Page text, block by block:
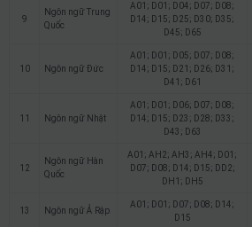
9
Ngôn ngữ Trung
Quốc
A01; D01; D04; D07; D08;
D14; D15; D25; D30; D35;
D45; D65
10 Ngôn ngữ Đức
A01; D01; D05; D07; D08;
D14; D15; D21; D26; D31;
D41; D61
11 Ngôn ngữ Nhật
A01; D01; D06; D07; D08;
D14; D15; D23; D28; D33;
D43; D63
12
Ngôn ngữ Hàn
Quốc
A01; AH2; AH3; AH4; D01;
D07; D08; D14; D15; DD2;
DH1; DH5
13 Ngôn ngữ Ả Rập
A01; D01; D07; D08; D14;
D15